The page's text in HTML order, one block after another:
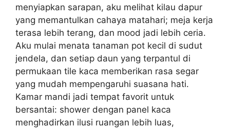
menyiapkan sarapan, aku melihat kilau dapur
yang memantulkan cahaya matahari; meja kerja
terasa lebih terang, dan mood jadi lebih ceria.
Aku mulai menata tanaman pot kecil di sudut
jendela, dan setiap daun yang terpantul di
permukaan tile kaca memberikan rasa segar
yang mudah mempengaruhi suasana hati.
Kamar mandi jadi tempat favorit untuk
bersantai: shower dengan panel kaca
menghadirkan ilusi ruangan lebih luas,